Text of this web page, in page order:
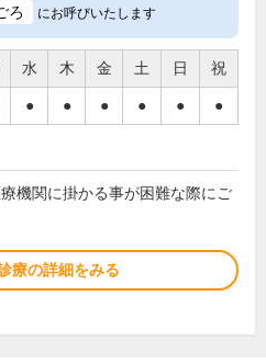
ろ にお呼びいたします
水 木 金 土 日 祝
● ● ● ● ● ●
機関に掛かる事が困難な際にご
療の詳細をみる